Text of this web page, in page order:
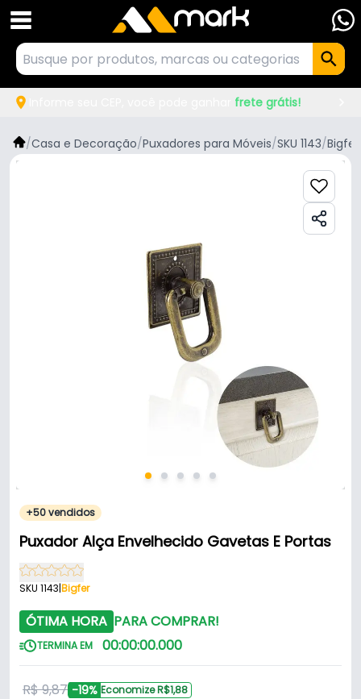
frete grátis!
/Casa e Decoração/Puxadores para Móveis/SKU 1143/Bigfer
+50 vendidos
Puxador Alça Envelhecido Gavetas E Portas
SKU 1143|Bigfer
ÓTIMA HORA PARA COMPRAR!
TERMINA EM 00:00:00.000
R$ 9,87 -19% Economize R$1,88